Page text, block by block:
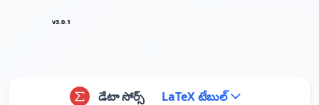
v3.0.1
డేటా సోర్స్ LaTeX టేబుల్